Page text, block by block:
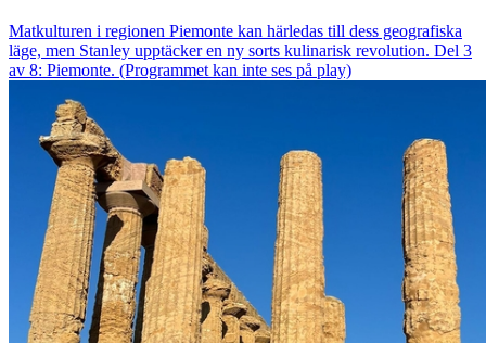
Matkulturen i regionen Piemonte kan härledas till dess geografiska
läge, men Stanley upptäcker en ny sorts kulinarisk revolution. Del 3
av 8: Piemonte. (Programmet kan inte ses på play)